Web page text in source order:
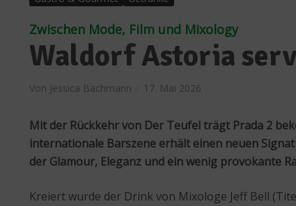
Zwischen Mode, Film und Mixology
Waldorf Astoria
Von Jessica Bachmann 17. Mai 2026
Mit der Rückkehr von Der Teufel trägt Prada 2
internationale Barszene erhält einen neuen
der Glamour, Eleganz und ein wenig provokante
Kreiert wurde der Drink von Mixologe Jeff Bell